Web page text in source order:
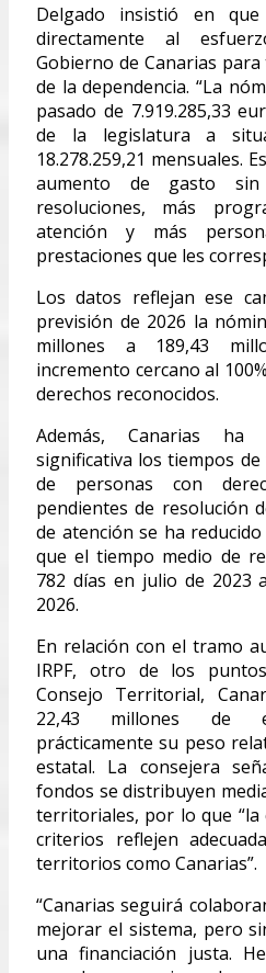
Delgado insistió en
directamente al
Gobierno de Canarias
de la dependencia. “La
pasado de 7.919.285,33
de la legislatura a
18.278.259,21 mensuales.
aumento de gasto sin
resoluciones, más
atención y más
prestaciones que les
Los datos reflejan ese
previsión de 2026 la
millones a 189,43
incremento cercano al
derechos reconocidos.
Además, Canarias
significativa los tiempos
de personas con
pendientes de resolución
de atención se ha
que el tiempo medio de
782 días en julio de 2023
2026.
En relación con el tramo
IRPF, otro de los
Consejo Territorial,
22,43 millones de
prácticamente su peso
estatal. La consejera
fondos se distribuyen
territoriales, por lo que “la
criterios reflejen
territorios como Canarias”.
“Canarias seguirá
mejorar el sistema, pero
una financiación justa.